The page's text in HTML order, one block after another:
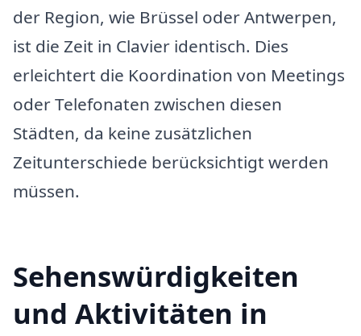
der Region, wie Brüssel oder Antwerpen,
ist die Zeit in Clavier identisch. Dies
erleichtert die Koordination von Meetings
oder Telefonaten zwischen diesen
Städten, da keine zusätzlichen
Zeitunterschiede berücksichtigt werden
müssen.
Sehenswürdigkeiten
und Aktivitäten in